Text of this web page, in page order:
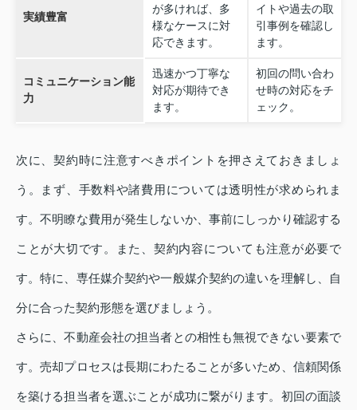
実績豊富
が多ければ、多
様なケースに対
応できます。
イトや過去の取
引事例を確認し
ます。
コミュニケーション能
力
迅速かつ丁寧な
対応が期待でき
ます。
初回の問い合わ
せ時の対応をチ
ェック。
次に、契約時に注意すべきポイントを押さえておきましょ
う。まず、手数料や諸費用については透明性が求められま
す。不明瞭な費用が発生しないか、事前にしっかり確認する
ことが大切です。また、契約内容についても注意が必要で
す。特に、専任媒介契約や一般媒介契約の違いを理解し、自
分に合った契約形態を選びましょう。
さらに、不動産会社の担当者との相性も無視できない要素で
す。売却プロセスは長期にわたることが多いため、信頼関係
を築ける担当者を選ぶことが成功に繋がります。初回の面談